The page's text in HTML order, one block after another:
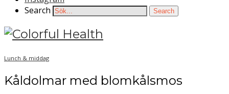
Search
Search
Lunch & middag
Kåldolmar med blomkålsmos